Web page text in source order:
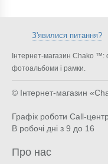
З'явилися питання?
Інтернет-магазин Chako ™:
фотоальбоми і рамки.
© Інтернет-магазин
Графік роботи Call-
В робочі дні з 9 до 16
Про нас